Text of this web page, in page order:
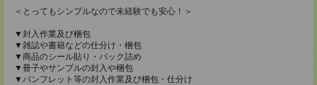
＜とってもシンプルなので未経験でも安心！＞
▼封入作業及び梱包
▼雑誌や書籍などの仕分け・梱包
▼商品のシール貼り・パック詰め
▼冊子やサンプルの封入や梱包
▼パンフレット等の封入作業及び梱包・仕分け